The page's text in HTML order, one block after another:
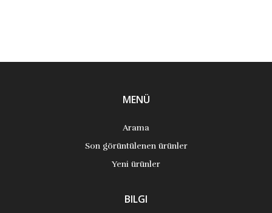
MENÜ
Arama
Son görüntülenen ürünler
Yeni ürünler
BILGI